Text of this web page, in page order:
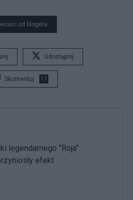
od blogera
Udostępnij
Skomentuj 17
legendarnego "Roja".
efekt